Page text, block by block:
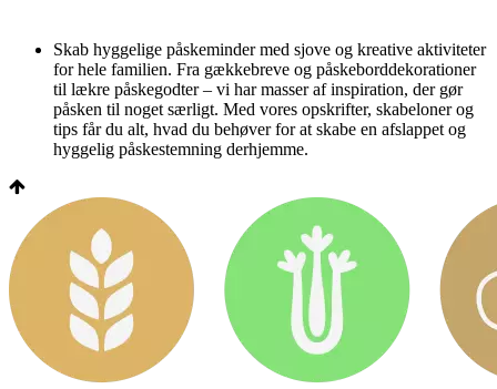
Skab hyggelige påskeminder med sjove og kreative aktiviteter
for hele familien. Fra gækkebreve og påskeborddekorationer
til lækre påskegodter – vi har masser af inspiration, der gør
påsken til noget særligt. Med vores opskrifter, skabeloner og
tips får du alt, hvad du behøver for at skabe en afslappet og
hyggelig påskestemning derhjemme.